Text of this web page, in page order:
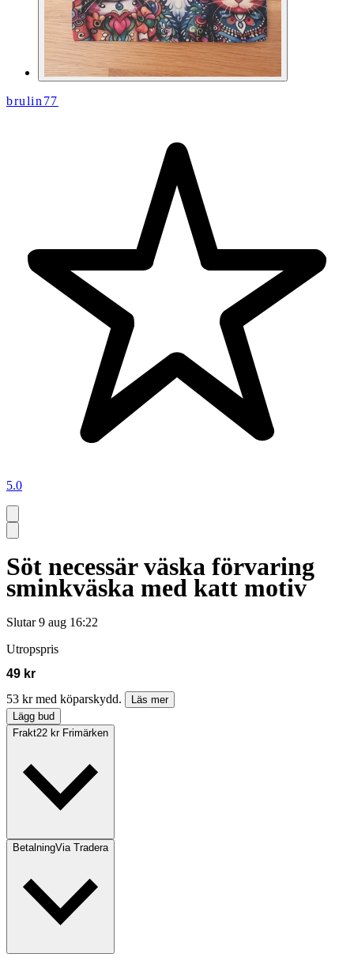
brulin77
5.0
Söt necessär väska förvaring
sminkväska med katt motiv
Slutar 9 aug 16:22
Utropspris
49 kr
53 kr med köparskydd.
Läs mer
Lägg bud
Frakt22 kr Frimärken
BetalningVia Tradera